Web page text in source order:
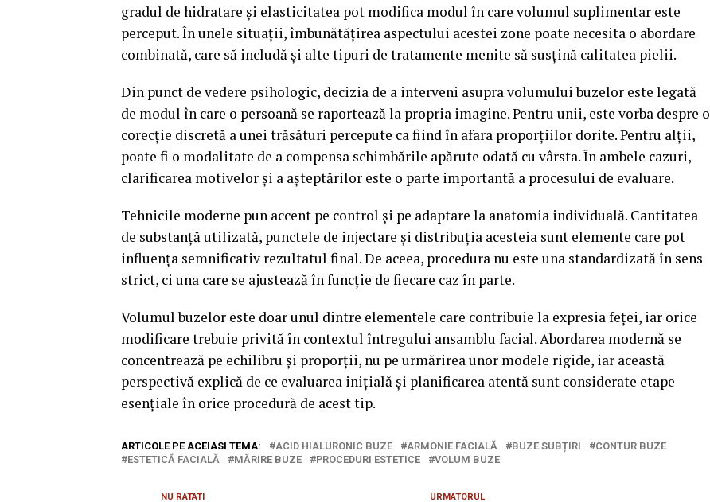
gradul de hidratare și elasticitatea pot modifica modul în care volumul suplimentar este
perceput. În unele situații, îmbunătățirea aspectului acestei zone poate necesita o abordare
combinată, care să includă și alte tipuri de tratamente menite să susțină calitatea pielii.
Din punct de vedere psihologic, decizia de a interveni asupra volumului buzelor este legată
de modul în care o persoană se raportează la propria imagine. Pentru unii, este vorba despre o
corecție discretă a unei trăsături percepute ca fiind în afara proporțiilor dorite. Pentru alții,
poate fi o modalitate de a compensa schimbările apărute odată cu vârsta. În ambele cazuri,
clarificarea motivelor și a așteptărilor este o parte importantă a procesului de evaluare.
Tehnicile moderne pun accent pe control și pe adaptare la anatomia individuală. Cantitatea
de substanță utilizată, punctele de injectare și distribuția acesteia sunt elemente care pot
influența semnificativ rezultatul final. De aceea, procedura nu este una standardizată în sens
strict, ci una care se ajustează în funcție de fiecare caz în parte.
Volumul buzelor este doar unul dintre elementele care contribuie la expresia feței, iar orice
modificare trebuie privită în contextul întregului ansamblu facial. Abordarea modernă se
concentrează pe echilibru și proporții, nu pe urmărirea unor modele rigide, iar această
perspectivă explică de ce evaluarea inițială și planificarea atentă sunt considerate etape
esențiale în orice procedură de acest tip.
ARTICOLE PE ACEIASI TEMA: ACID HIALURONIC BUZE ARMONIE FACIALĂ BUZE SUBȚIRI
CONTUR BUZE
ESTETICĂ FACIALĂ
MĂRIRE BUZE PROCEDURI ESTETICE VOLUM BUZE
URMATORUL
NU RATATI